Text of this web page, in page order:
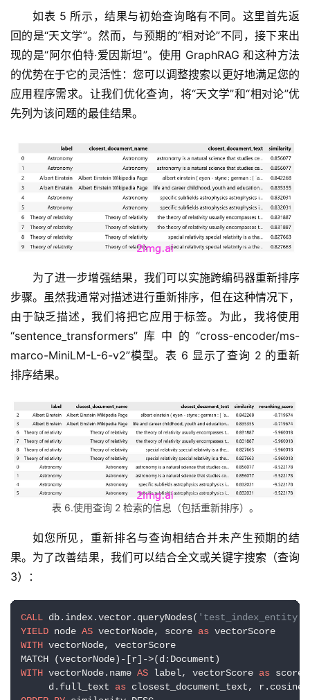
如表 5 所示，结果与初始查询略有不同。这里首先返
回的是“天文学”。然而，与预期的“相对论”不同，接下来出
现的是“阿尔伯特·爱因斯坦”。使用 GraphRAG 和这种方法
的优势在于它的灵活性：您可以调整搜索以更好地满足您的
应用程序需求。让我们优化查询，将“天文学”和“相对论”优
先列为该问题的最佳结果。
为了进一步增强结果，我们可以实施跨编码器重新排序
步骤。虽然我通常对描述进行重新排序，但在这种情况下，
由于缺乏描述，我们将把它应用于标签。为此，我将使用
“sentence_transformers”库中的“cross-encoder/ms-
marco-MiniLM-L-6-v2”模型。表 6 显示了查询 2 的重新
排序结果。
表 6.使用查询 2 检索的信息（包括重新排序）。
如您所见，重新排名与查询相结合并未产生预期的结
果。为了改善结果，我们可以结合全文或关键字搜索（查询
3）：
CALL db.index.vector.queryNodes( 'test_index_entity',
YIELD node AS vectorNode, score as
WITH vectorNode, vectorScore
WITH vectorNode.name AS label, vectorScore as
     d.full_text
as closest_document_text,